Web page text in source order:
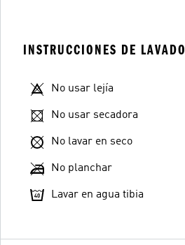
INSTRUCCIONES DE LAVADO
No usar lejía
No usar secadora
No lavar en seco
No planchar
Lavar en agua tibia